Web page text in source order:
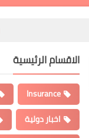
ارتفاع
الاقسام الرئيسية
Insurance
اخبار دولية